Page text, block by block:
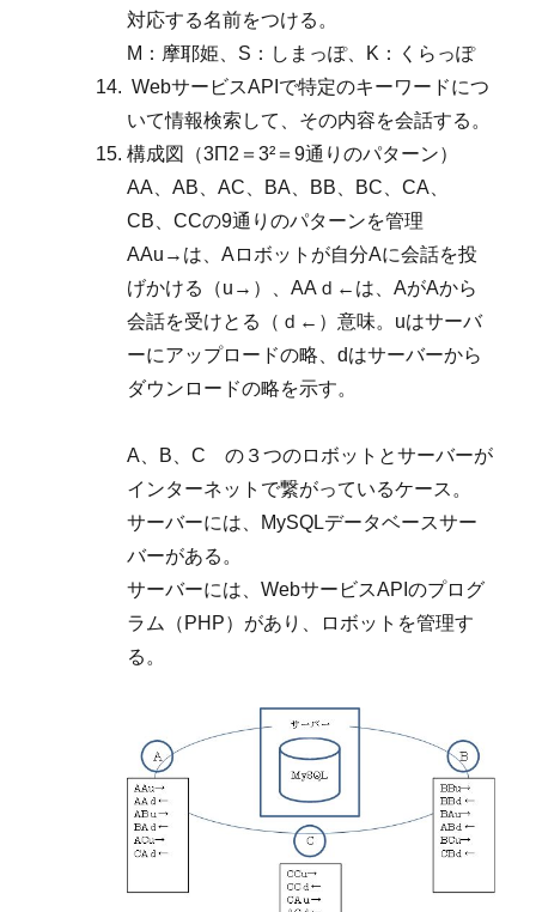
対応する名前をつける。
M：摩耶姫、S：しまっぽ、K：くらっぽ
WebサービスAPIで特定のキーワードにつ
いて情報検索して、その内容を会話する。
構成図（3Π2＝3²＝9通りのパターン）
AA、AB、AC、BA、BB、BC、CA、
CB、CCの9通りのパターンを管理
AAu→は、Aロボットが自分Aに会話を投
げかける（u→）、AAｄ←は、AがAから
会話を受けとる（ｄ←）意味。uはサーバ
ーにアップロードの略、dはサーバーから
ダウンロードの略を示す。
A、B、C の３つのロボットとサーバーが
インターネットで繋がっているケース。
サーバーには、MySQLデータベースサー
バーがある。
サーバーには、WebサービスAPIのプログ
ラム（PHP）があり、ロボットを管理す
る。